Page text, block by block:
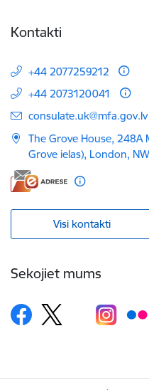
Kontakti
+44 2077259212
+44 2073120041
E-pasts:
consulate.uk@mfa.gov.lv
The Grove House, 248A
Grove ielas), London,
Visi kontakti
Sekojiet mums